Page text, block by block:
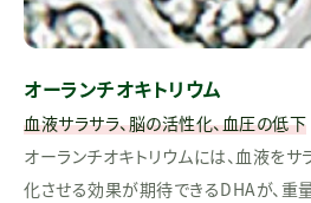
オーランチオキトリウム
血液サラサラ、脳の活性化、血圧の低下
オーランチオキトリウムには、血液をサ
化させる効果が期待できるDHAが、重